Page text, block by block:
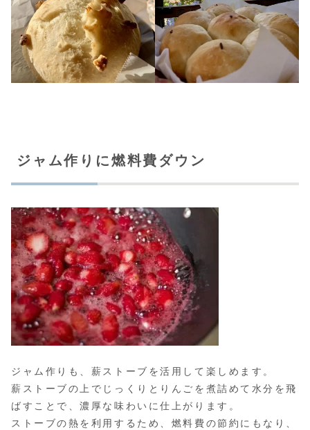
ジャム作りに燃料費ダウン
ジャム作りも、薪ストーブを活用して楽しめます。
薪ストーブの上でじっくりとりんごを煮詰めて水分を飛
ばすことで、濃厚な味わいに仕上がります。
ストーブの熱を利用するため、燃料費の節約にもなり、